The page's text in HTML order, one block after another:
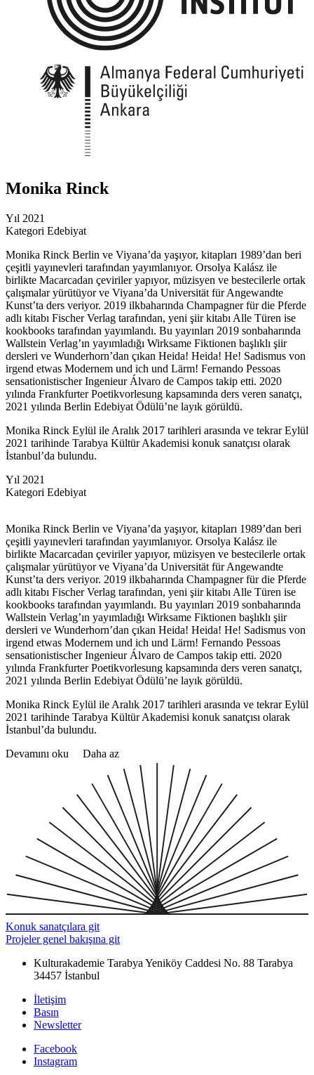
Monika Rinck
Yıl 2021
Kategori Edebiyat
Monika Rinck Berlin ve Viyana’da yaşıyor, kitapları 1989’dan beri
çeşitli yayınevleri tarafından yayımlanıyor. Orsolya Kalász ile
birlikte Macarcadan çeviriler yapıyor, müzisyen ve bestecilerle ortak
çalışmalar yürütüyor ve Viyana’da Universität für Angewandte
Kunst’ta ders veriyor. 2019 ilkbaharında Champagner für die Pferde
adlı kitabı Fischer Verlag tarafından, yeni şiir kitabı Alle Türen ise
kookbooks tarafından yayımlandı. Bu yayınları 2019 sonbaharında
Wallstein Verlag’ın yayımladığı Wirksame Fiktionen başlıklı şiir
dersleri ve Wunderhorn’dan çıkan Heida! Heida! He! Sadismus von
irgend etwas Modernem und ich und Lärm! Fernando Pessoas
sensationistischer Ingenieur Álvaro de Campos takip etti. 2020
yılında Frankfurter Poetikvorlesung kapsamında ders veren sanatçı,
2021 yılında Berlin Edebiyat Ödülü’ne layık görüldü.
Monika Rinck Eylül ile Aralık 2017 tarihleri arasında ve tekrar Eylül
2021 tarihinde Tarabya Kültür Akademisi konuk sanatçısı olarak
İstanbul’da bulundu.
Yıl 2021
Kategori Edebiyat
Monika Rinck Berlin ve Viyana’da yaşıyor, kitapları 1989’dan beri
çeşitli yayınevleri tarafından yayımlanıyor. Orsolya Kalász ile
birlikte Macarcadan çeviriler yapıyor, müzisyen ve bestecilerle ortak
çalışmalar yürütüyor ve Viyana’da Universität für Angewandte
Kunst’ta ders veriyor. 2019 ilkbaharında Champagner für die Pferde
adlı kitabı Fischer Verlag tarafından, yeni şiir kitabı Alle Türen ise
kookbooks tarafından yayımlandı. Bu yayınları 2019 sonbaharında
Wallstein Verlag’ın yayımladığı Wirksame Fiktionen başlıklı şiir
dersleri ve Wunderhorn’dan çıkan Heida! Heida! He! Sadismus von
irgend etwas Modernem und ich und Lärm! Fernando Pessoas
sensationistischer Ingenieur Álvaro de Campos takip etti. 2020
yılında Frankfurter Poetikvorlesung kapsamında ders veren sanatçı,
2021 yılında Berlin Edebiyat Ödülü’ne layık görüldü.
Monika Rinck Eylül ile Aralık 2017 tarihleri arasında ve tekrar Eylül
2021 tarihinde Tarabya Kültür Akademisi konuk sanatçısı olarak
İstanbul’da bulundu.
Devamını oku
Daha az
Konuk sanatçılara git
Projeler genel bakışına git
Kulturakademie Tarabya Yeniköy Caddesi No. 88 Tarabya
34457 İstanbul
İletişim
Basın
Newsletter
Facebook
Instagram